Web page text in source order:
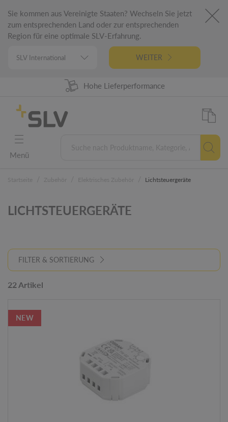
Sie kommen aus Vereinigte Staaten? Wechseln Sie jetzt
zum entsprechenden Land oder zur entsprechenden
Region für eine optimale SLV-Erfahrung.
WEITER
98% Warenverfügbarkeit
Hohe Lieferperformance
5 Jahre Garantie
German Engineering
Menü
Lichtsteuergeräte
LICHTSTEUERGERÄTE
FILTER & SORTIERUNG
22 Artikel
NEW